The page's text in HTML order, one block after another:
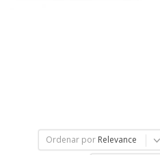
Ordenar por Relevance